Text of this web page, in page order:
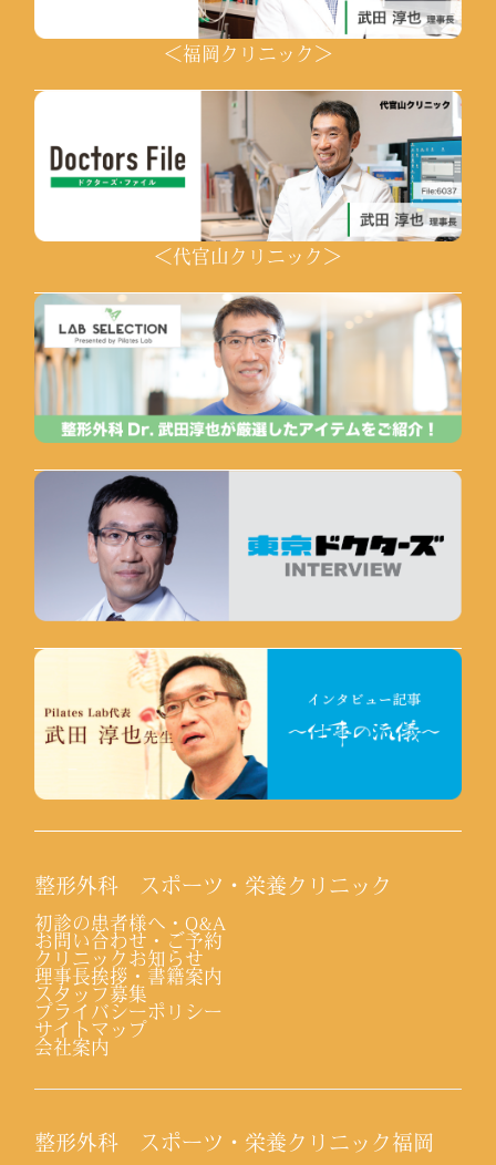
＜福岡クリニック＞
＜代官山クリニック＞
整形外科 スポーツ・栄養クリニック
初診の患者様へ・Q&A
お問い合わせ・ご予約
クリニックお知らせ
理事長挨拶・書籍案内
スタッフ募集
プライバシーポリシー
サイトマップ
会社案内
整形外科 スポーツ・栄養クリニック福岡